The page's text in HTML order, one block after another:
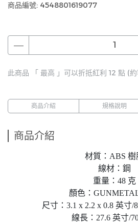
商品編號: 4548801619077
此商品 「 最高 」可以折抵紅利 12 點 (
商品介紹 規格說明
商品介紹
材質：ABS 樹
線材：鋼
重量：48 克
顏色：
尺寸：3.1 x 2.2 x 0.8 英寸/
線長：27.6 英寸/